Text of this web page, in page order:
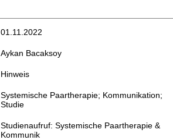
01.11.2022
Aykan Bacaksoy
Hinweis
Systemische Paartherapie; Kommunikation;
Studie
Studienaufruf: Systemische Paartherapie &
Kommunik